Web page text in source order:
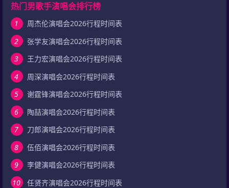
热门男歌手演唱会排行榜
1
周杰伦演唱会2026行程时间表
2
张学友演唱会2026行程时间表
3
王力宏演唱会2026行程时间表
4
周深演唱会2026行程时间表
5
谢霆锋演唱会2026行程时间表
6
陶喆演唱会2026行程时间表
7
刀郎演唱会2026行程时间表
8
伍佰演唱会2026行程时间表
9
李健演唱会2026行程时间表
10
任贤齐演唱会2026行程时间表